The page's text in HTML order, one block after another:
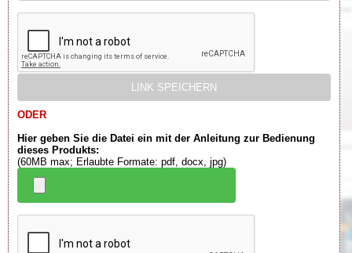
ODER
Hier geben Sie die Datei ein mit der Anleitung zur Bedienung
dieses Produkts:
(60MB max; Erlaubte Formate: pdf, docx, jpg)